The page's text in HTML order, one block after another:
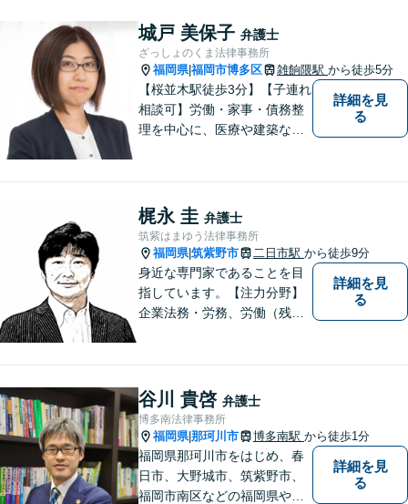
上で、最適な解決策を共に考
えます。
城戸 美保子 弁護士
ざっしょのくま法律事務所
福岡県|福岡市博多区 雑餉隈駅 から徒歩5分
【桜並木駅徒歩3分】【子連れ
相談可】労働・家事・債務整
理を中心に、医療や建築など
も、早めにお越しいただい
て、一緒に解決を目指しまし
ょう。
詳細を見
る
梶永 圭 弁護士
筑紫はまゆう法律事務所
福岡県|筑紫野市 二日市駅 から徒歩9分
身近な専門家であることを目
指しています。【注力分野】
企業法務・労務、労働（残
詳細を見
る
谷川 貴啓 弁護士
博多南法律事務所
福岡県|那珂川市 博多南駅 から徒歩1分
福岡県那珂川市をはじめ、春
日市、大野城市、筑紫野市、
福岡市南区などの福岡県や九
詳細を見
る